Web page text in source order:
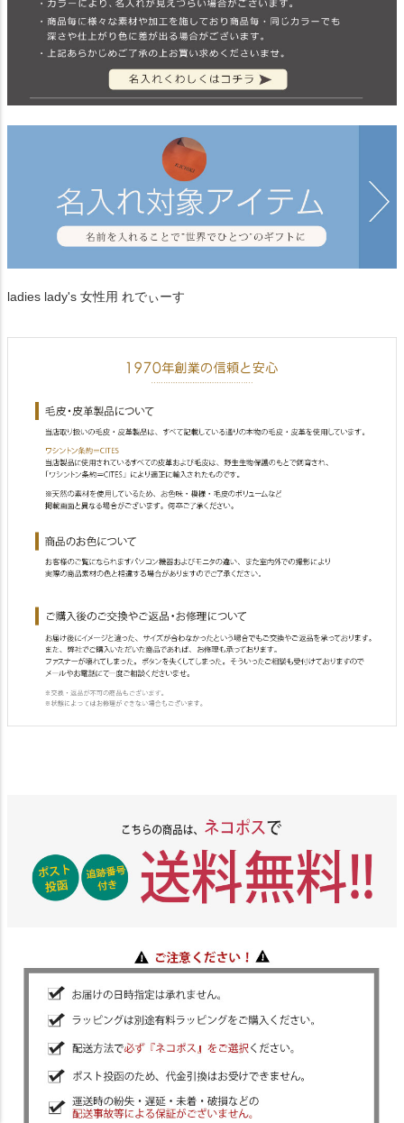
ladies lady's 女性用 れでぃーす